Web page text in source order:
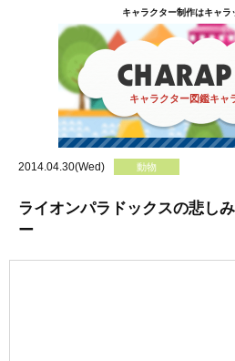
キャラクター制作はキャラ
キャラクター図鑑キャ
2014.04.30(Wed) 動物
ライオンパラドックスの悲し
ー